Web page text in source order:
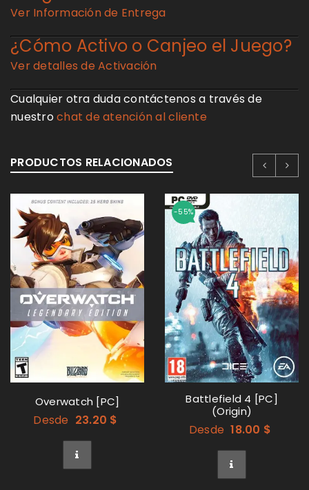
Ver Información de Entrega
¿Cómo Activo o Canjeo el Juego?
Ver detalles de Activación
Cualquier otra duda contáctenos a través de
nuestrochat de atención al cliente
PRODUCTOS RELACIONADOS
Overwatch [PC]
Desde 23.20 $
-55%
Battlefield 4 [PC]
(Origin)
Desde 18.00 $